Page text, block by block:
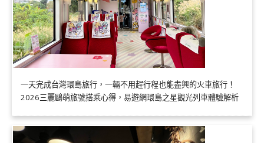
一天完成台灣環島旅行，一輛不用趕行程也能盡興的火車旅行！
2026三麗鷗萌旅號搭乘心得，易遊網環島之星觀光列車體驗解析